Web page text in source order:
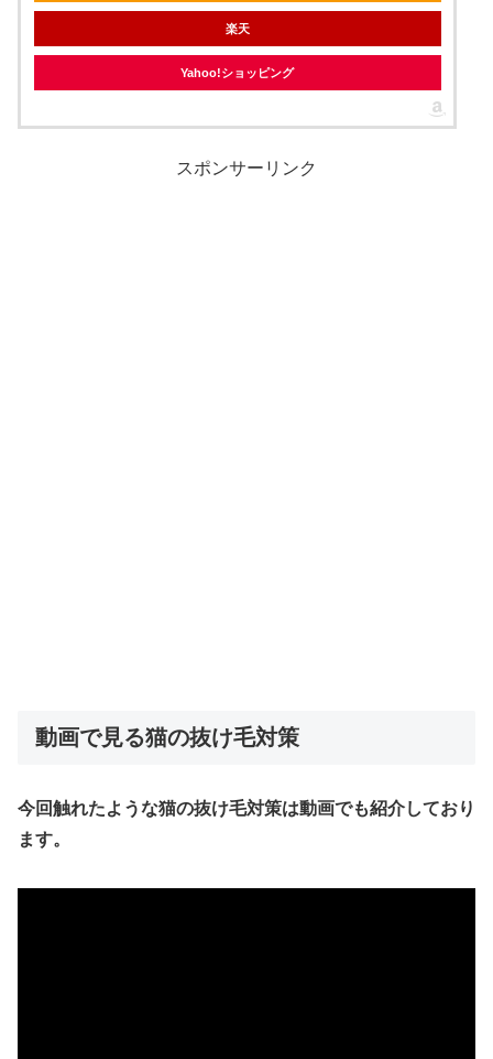
楽天
Yahoo!ショッピング
スポンサーリンク
動画で見る猫の抜け毛対策
今回触れたような猫の抜け毛対策は動画でも紹介しており
ます。